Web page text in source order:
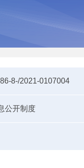
8-/2021-0107004
公开制度